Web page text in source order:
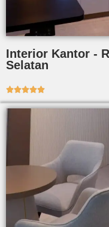
Interior Kantor -
Selatan
